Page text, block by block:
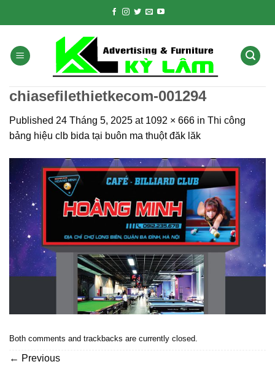
chiasefilethietkecom-001294
Published 24 Tháng 5, 2025 at 1092 × 666 in Thi công
bảng hiệu clb bida tại buôn ma thuột đăk lăk
Both comments and trackbacks are currently closed.
← Previous